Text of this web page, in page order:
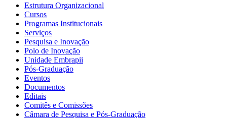
Estrutura Organizacional
Cursos
Programas Institucionais
Serviços
Pesquisa e Inovação
Polo de Inovação
Unidade Embrapii
Pós-Graduação
Eventos
Documentos
Editais
Comitês e Comissões
Câmara de Pesquisa e Pós-Graduação